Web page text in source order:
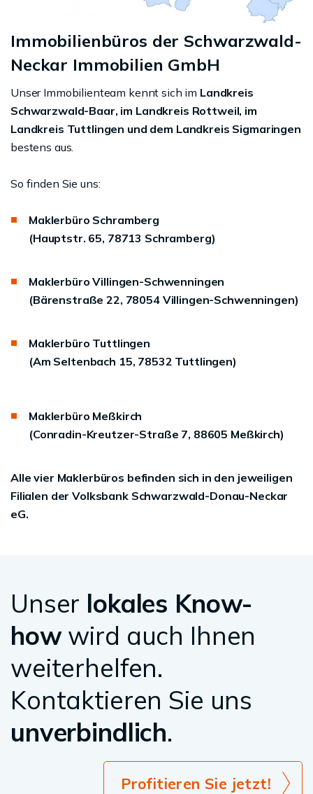
Immobilienbüros der Schwarzwald-
Neckar Immobilien GmbH
Unser Immobilienteam kennt sich im Landkreis
Schwarzwald-Baar, im Landkreis Rottweil, im
Landkreis Tuttlingen und dem Landkreis Sigmaringen
bestens aus.
So finden Sie uns:
Maklerbüro Schramberg
(Hauptstr. 65, 78713 Schramberg)
Maklerbüro Villingen-Schwenningen
(Bärenstraße 22, 78054 Villingen-Schwenningen)
Maklerbüro Tuttlingen
(Am Seltenbach 15, 78532 Tuttlingen)
Maklerbüro Meßkirch
(Conradin-Kreutzer-Straße 7, 88605 Meßkirch)
Alle vier Maklerbüros befinden sich in den jeweiligen
Filialen der Volksbank Schwarzwald-Donau-Neckar
eG.
Unser lokales Know-
howwird auch Ihnen
weiterhelfen.
Kontaktieren Sie uns
unverbindlich.
Profitieren Sie jetzt!